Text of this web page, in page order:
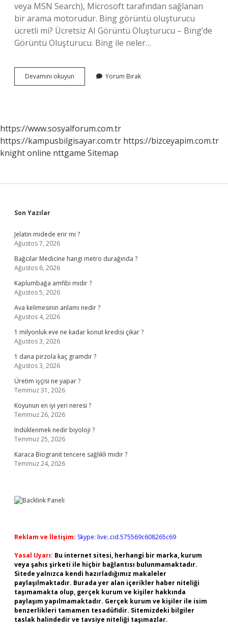
veya MSN Search), Microsoft tarafından sağlanan
bir arama motorudur. Bing görüntü oluşturucu
ücretli mi? Ücretsiz AI Görüntü Oluşturucu – Bing’de
Görüntü Oluşturucu. Bing ile neler…
Devamını okuyun
Ai
Yorum Bırak
https://www.sosyalforum.com.tr
https://kampusbilgisayar.com.tr https://bizceyapim.com.tr
knight online nttgame Sitemap
Sidebar
Son Yazılar
Jelatin midede erir mi ?
Ağustos 7, 2026
Bağcılar Medicine hangi metro durağında ?
Ağustos 6, 2026
Kaplumbağa amfibi midir ?
Ağustos 5, 2026
Ava kelimesinin anlamı nedir ?
Ağustos 4, 2026
1 milyonluk eve ne kadar konut kredisi çıkar ?
Ağustos 3, 2026
1 dana pirzola kaç gramdır ?
Ağustos 3, 2026
Üretim işçisi ne yapar ?
Temmuz 31, 2026
Koyunun en iyi yeri neresi ?
Temmuz 26, 2026
Indüklenmek nedir biyoloji ?
Temmuz 25, 2026
Karaca Biogranit tencere sağlıklı mıdır ?
Temmuz 24, 2026
Reklam ve İletişim: Skype: live:.cid.575569c608265c69
Yasal Uyarı: Bu internet sitesi, herhangi bir marka, kurum
veya şahıs şirketi ile hiçbir bağlantısı bulunmamaktadır.
Sitede yalnızca kendi hazırladığımız makaleler
paylaşılmaktadır. Burada yer alan içerikler haber niteliği
taşımamakta olup, gerçek kurum ve kişiler hakkında
paylaşım yapılmamaktadır. Gerçek kurum ve kişiler ile isim
benzerlikleri tamamen tesadüfidir. Sitemizdeki bilgiler
taslak halindedir ve tavsiye niteliği taşımazlar.